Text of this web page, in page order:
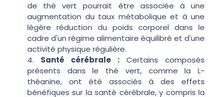
de thé vert pourrait être associée à une
augmentation du taux métabolique et à une
légère réduction du poids corporel dans le
cadre d'un régime alimentaire équilibré et d'une
activité physique régulière.
Santé cérébrale : Certains composés
présents dans le thé vert, comme la L-
théanine, ont été associés à des effets
bénéfiques sur la santé cérébrale, y compris la